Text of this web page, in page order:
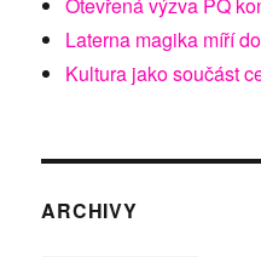
Otevřená výzva PQ
Laterna magika míří
Kultura jako součást
ARCHIVY